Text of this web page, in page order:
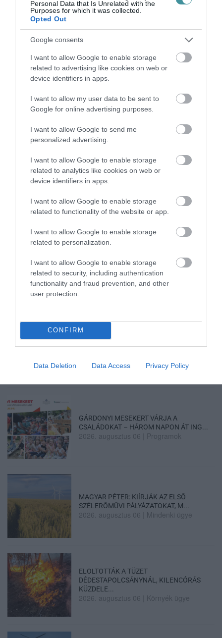
Personal Data that Is Unrelated with the
Purposes for which it was collected.
Opted Out
Google consents
I want to allow Google to enable storage
related to advertising like cookies on web or
device identifiers in apps.
I want to allow my user data to be sent to
Google for online advertising purposes.
I want to allow Google to send me
personalized advertising.
I want to allow Google to enable storage
related to analytics like cookies on web or
device identifiers in apps.
I want to allow Google to enable storage
related to functionality of the website or app.
I want to allow Google to enable storage
related to personalization.
I want to allow Google to enable storage
related to security, including authentication
functionality and fraud prevention, and other
user protection.
CONFIRM
Data Deletion Data Access Privacy Policy
PHEV LUXURY – A KÍNAI PR...
2026. augusztus 06
LAKÓÉPÜLETEK LÁNGOLTAK SZERDÁN
2026. augusztus 06
„NEM TETTÜNK NYOMÁST A FIUNKRA” –
2026. augusztus 06|Sport
ÚJ HŰTŐRENDSZER A MARKHOT FERENC
KÓRHÁZBAN: TÖBB MINT 70 ...
2026. augusztus 06|Eger ügye
HOLTAN SZÁLLÍTOTTÁK HAZA A 80 ÉVES
ASSZONYT A HATVANI KÓR...
GÁRDONYI MESEKERT VÁRJA A
CSALÁDOKAT – HÁROM NAPON ÁT ING...
2026. augusztus 06 Programok
MAGYAR PÉTER: KIÍRJÁK AZ ELSŐ
SZÉLERŐMŰVI PÁLYÁZATOKAT, M...
2026. augusztus 06 Mindenki ügye
ELOLTOTTÁK A TÜZET
DÉDESTAPOLCSÁNYNÁL, KILENCÓRÁS
KÜZDELE...
2026. augusztus 06 Környék ügye